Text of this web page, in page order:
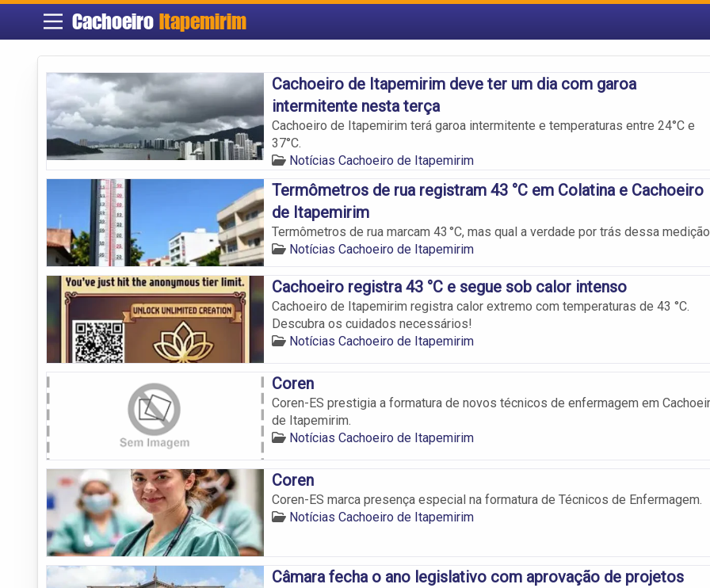
Cachoeiro Itapemirim
Cachoeiro de Itapemirim deve ter um dia com garoa
intermitente nesta terça
Cachoeiro de Itapemirim terá garoa intermitente e temperaturas entre 24°C e
37°C.
Notícias Cachoeiro de Itapemirim
Termômetros de rua registram 43 °C em Colatina e Cachoeiro
de Itapemirim
Termômetros de rua marcam 43 °C, mas qual a verdade por trás dessa
Notícias Cachoeiro de Itapemirim
Cachoeiro registra 43 °C e segue sob calor intenso
Cachoeiro de Itapemirim registra calor extremo com temperaturas de 43 °C.
Descubra os cuidados necessários!
Notícias Cachoeiro de Itapemirim
Coren
Coren-ES prestigia a formatura de novos técnicos de enfermagem em
de Itapemirim.
Notícias Cachoeiro de Itapemirim
Coren
Coren-ES marca presença especial na formatura de Técnicos de Enfermagem.
Notícias Cachoeiro de Itapemirim
Câmara fecha o ano legislativo com aprovação de projetos